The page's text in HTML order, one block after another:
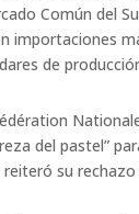
Común del
importaciones
de
del pastel”
su